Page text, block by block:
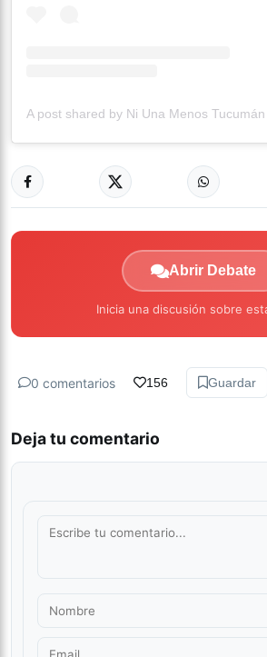
Abrir Debate
Inicia una discusión sobre
0 comentarios 156 Guardar
Deja tu comentario